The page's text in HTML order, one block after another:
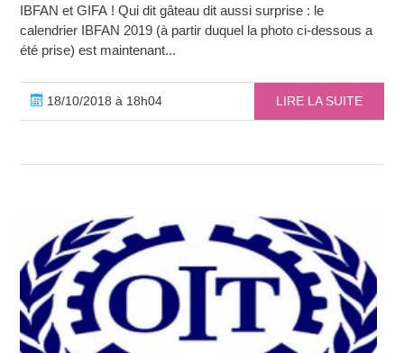
IBFAN et GIFA ! Qui dit gâteau dit aussi surprise : le
calendrier IBFAN 2019 (à partir duquel la photo ci-dessous a
été prise) est maintenant...
18/10/2018 à 18h04 LIRE LA SUITE